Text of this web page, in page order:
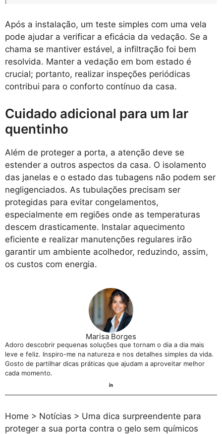
Após a instalação, um teste simples com uma vela
pode ajudar a verificar a eficácia da vedação. Se a
chama se mantiver estável, a infiltração foi bem
resolvida. Manter a vedação em bom estado é
crucial; portanto, realizar inspeções periódicas
contribui para o conforto contínuo da casa.
Cuidado adicional para um lar
quentinho
Além de proteger a porta, a atenção deve se
estender a outros aspectos da casa. O isolamento
das janelas e o estado das tubagens não podem ser
negligenciados. As tubulações precisam ser
protegidas para evitar congelamentos,
especialmente em regiões onde as temperaturas
descem drasticamente. Instalar aquecimento
eficiente e realizar manutenções regulares irão
garantir um ambiente acolhedor, reduzindo, assim,
os custos com energia.
Marisa Borges
Adoro descobrir pequenas soluções que tornam o dia a dia mais
leve e feliz. Inspiro-me na natureza e nos detalhes simples da vida.
Gosto de partilhar dicas práticas que ajudam a aproveitar melhor
cada momento.
Home > Notícias > Uma dica surpreendente para
proteger a sua porta contra o gelo sem químicos